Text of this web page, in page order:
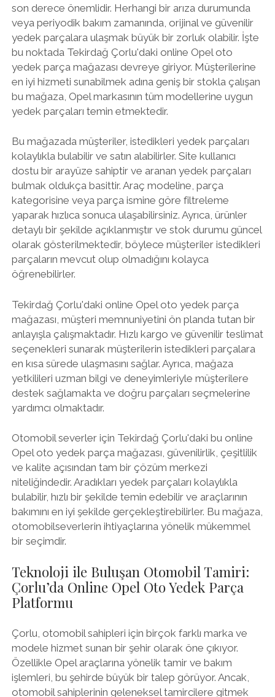
son derece önemlidir. Herhangi bir arıza durumunda
veya periyodik bakım zamanında, orijinal ve güvenilir
yedek parçalara ulaşmak büyük bir zorluk olabilir. İşte
bu noktada Tekirdağ Çorlu'daki online Opel oto
yedek parça mağazası devreye giriyor. Müşterilerine
en iyi hizmeti sunabilmek adına geniş bir stokla çalışan
bu mağaza, Opel markasının tüm modellerine uygun
yedek parçaları temin etmektedir.
Bu mağazada müşteriler, istedikleri yedek parçaları
kolaylıkla bulabilir ve satın alabilirler. Site kullanıcı
dostu bir arayüze sahiptir ve aranan yedek parçaları
bulmak oldukça basittir. Araç modeline, parça
kategorisine veya parça ismine göre filtreleme
yaparak hızlıca sonuca ulaşabilirsiniz. Ayrıca, ürünler
detaylı bir şekilde açıklanmıştır ve stok durumu güncel
olarak gösterilmektedir, böylece müşteriler istedikleri
parçaların mevcut olup olmadığını kolayca
öğrenebilirler.
Tekirdağ Çorlu'daki online Opel oto yedek parça
mağazası, müşteri memnuniyetini ön planda tutan bir
anlayışla çalışmaktadır. Hızlı kargo ve güvenilir teslimat
seçenekleri sunarak müşterilerin istedikleri parçalara
en kısa sürede ulaşmasını sağlar. Ayrıca, mağaza
yetkilileri uzman bilgi ve deneyimleriyle müşterilere
destek sağlamakta ve doğru parçaları seçmelerine
yardımcı olmaktadır.
Otomobil severler için Tekirdağ Çorlu'daki bu online
Opel oto yedek parça mağazası, güvenilirlik, çeşitlilik
ve kalite açısından tam bir çözüm merkezi
niteliğindedir. Aradıkları yedek parçaları kolaylıkla
bulabilir, hızlı bir şekilde temin edebilir ve araçlarının
bakımını en iyi şekilde gerçekleştirebilirler. Bu mağaza,
otomobilseverlerin ihtiyaçlarına yönelik mükemmel
bir seçimdir.
Teknoloji ile Buluşan Otomobil Tamiri:
Çorlu’da Online Opel Oto Yedek Parça
Platformu
Çorlu, otomobil sahipleri için birçok farklı marka ve
modele hizmet sunan bir şehir olarak öne çıkıyor.
Özellikle Opel araçlarına yönelik tamir ve bakım
işlemleri, bu şehirde büyük bir talep görüyor. Ancak,
otomobil sahiplerinin geleneksel tamircilere gitmek